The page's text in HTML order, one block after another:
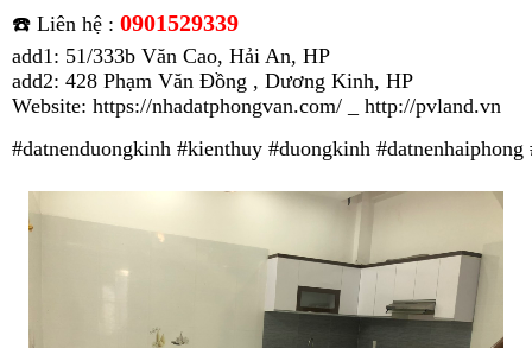
☎️ Liên hệ : 0901529339
add1: 51/333b Văn Cao, Hải An, HP
add2: 428 Phạm Văn Đồng , Dương Kinh, HP
Website: https://nhadatphongvan.com/ _ http://pvland.vn
#datnenduongkinh #kienthuy #duongkinh #datnenhaiphong